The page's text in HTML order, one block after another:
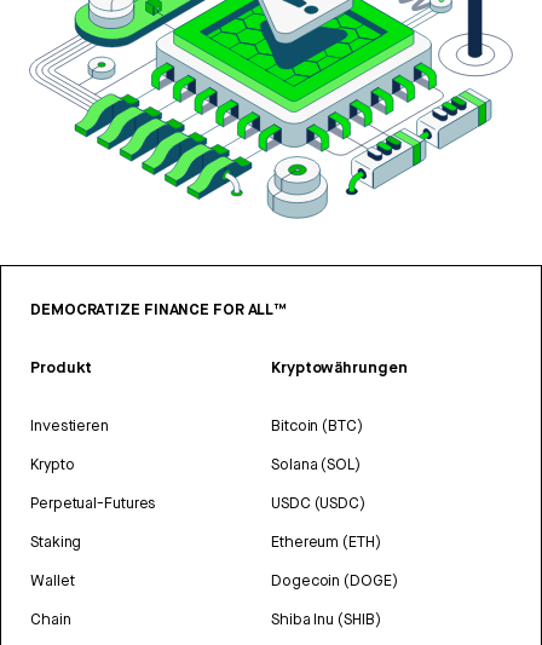
DEMOCRATIZE FINANCE FOR ALL™
Produkt
Investieren
Krypto
Perpetual-Futures
Staking
Wallet
Chain
Kryptowährungen
Bitcoin (BTC)
Solana (SOL)
USDC (USDC)
Ethereum (ETH)
Dogecoin (DOGE)
Shiba Inu (SHIB)